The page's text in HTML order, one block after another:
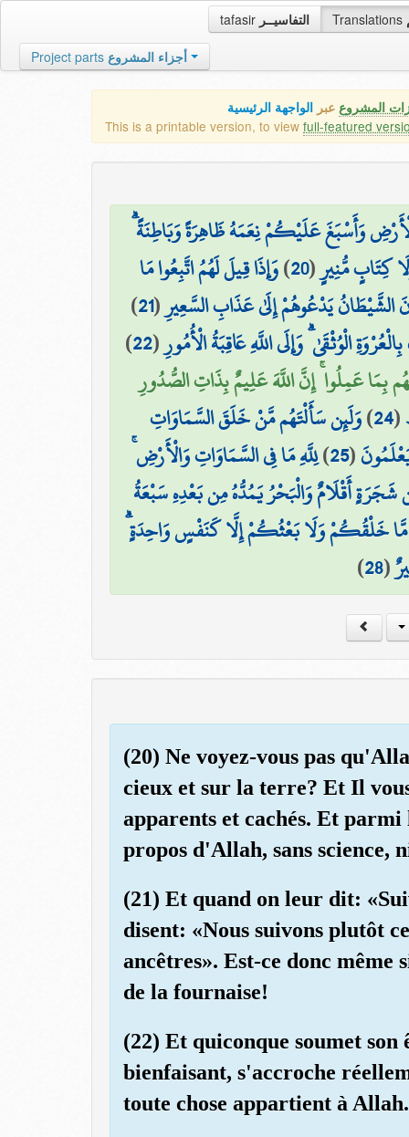
tafasir التفاسيــر Translations
Project parts أجزاء المشروع
المشروع عبر الواجهة الرئيسية
This is a printable version, to view full-featured
وَأَسْبَغَ عَلَيْكُمْ نِعَمَهُ ظَاهِرَةً وَبَاطِنَةً
كِتَابٍ مُّنِيرٍ(
20
)وَإِذَا قِيلَ لَهُمُ اتَّبِعُوا مَا
الشَّيْطَانُ يَدْعُوهُمْ إِلَىٰ عَذَابِ السَّعِيرِ(
21
)
الْوُثْقَىٰ ۗ وَإِلَى اللَّهِ عَاقِبَةُ الْأُمُورِ(
22
)
عَمِلُوا ۚ إِنَّ اللَّهَ عَلِيمٌ بِذَاتِ الصُّدُورِ
(
24
)وَلَئِن سَأَلْتَهُم مَّنْ خَلَقَ السَّمَاوَاتِ
(
25
)لِلَّهِ مَا فِي السَّمَاوَاتِ وَالْأَرْضِ ۚ
شَجَرَةٍ أَقْلَامٌ وَالْبَحْرُ يَمُدُّهُ مِن بَعْدِهِ سَبْعَةُ
مَّا خَلْقُكُمْ وَلَا بَعْثُكُمْ إِلَّا كَنَفْسٍ وَاحِدَةٍ ۗ
(
28
)
(20) Ne voyez-vous pas
cieux et sur la terre? Et Il
apparents et cachés. Et
propos d'Allah, sans science,
(21) Et quand on leur dit:
disent: «Nous suivons plutôt
ancêtres». Est-ce donc
de la fournaise!
(22) Et quiconque soumet
bienfaisant, s'accroche
toute chose appartient à Allah.